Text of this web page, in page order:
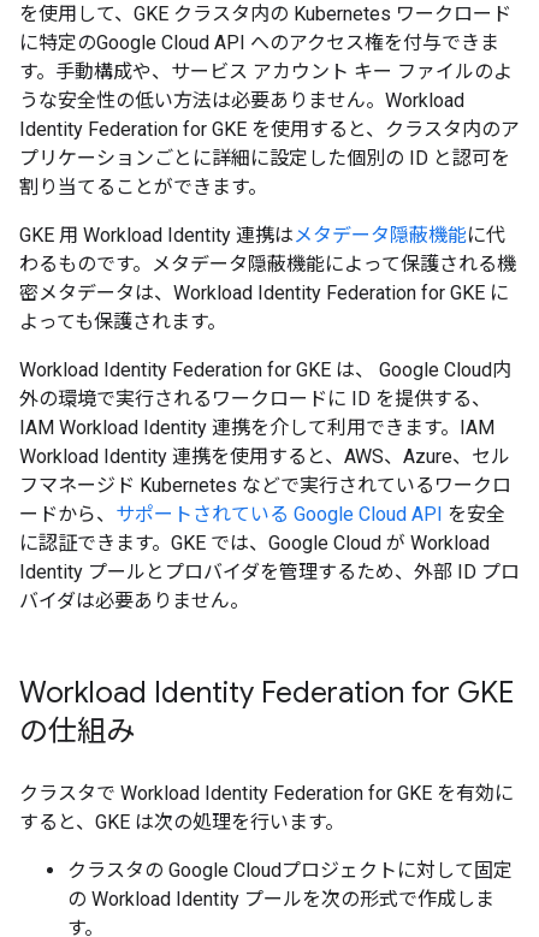
を使用して、GKE クラスタ内の Kubernetes ワークロード
に特定のGoogle Cloud API へのアクセス権を付与できま
す。手動構成や、サービス アカウント キー ファイルのよ
うな安全性の低い方法は必要ありません。Workload
Identity Federation for GKE を使用すると、クラスタ内のア
プリケーションごとに詳細に設定した個別の ID と認可を
割り当てることができます。
GKE 用 Workload Identity 連携はメタデータ隠蔽機能に代
わるものです。メタデータ隠蔽機能によって保護される機
密メタデータは、Workload Identity Federation for GKE に
よっても保護されます。
Workload Identity Federation for GKE は、 Google Cloud内
外の環境で実行されるワークロードに ID を提供する、
IAM Workload Identity 連携を介して利用できます。IAM
Workload Identity 連携を使用すると、AWS、Azure、セル
フマネージド Kubernetes などで実行されているワークロ
ードから、 サポートされている Google Cloud API を安全
に認証できます。GKE では、Google Cloud が Workload
Identity プールとプロバイダを管理するため、外部 ID プロ
バイダは必要ありません。
Workload Identity Federation for GKE
の仕組み
クラスタで Workload Identity Federation for GKE を有効に
すると、GKE は次の処理を行います。
クラスタの Google Cloudプロジェクトに対して固定
の Workload Identity プールを次の形式で作成しま
す。